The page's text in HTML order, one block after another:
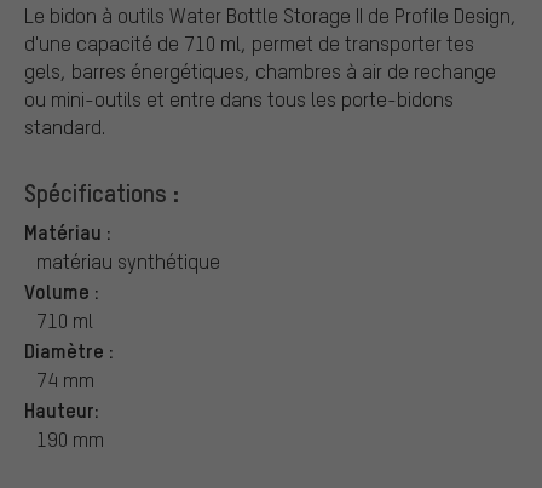
Le bidon à outils Water Bottle Storage II de Profile Design,
d'une capacité de 710 ml, permet de transporter tes
gels, barres énergétiques, chambres à air de rechange
ou mini-outils et entre dans tous les porte-bidons
standard.
Spécifications :
Matériau :
matériau synthétique
Volume :
710 ml
Diamètre :
74 mm
Hauteur:
190 mm